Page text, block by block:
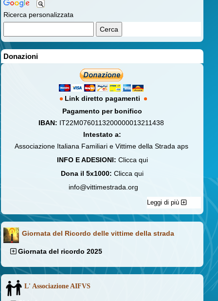
Ricerca personalizzata
Donazioni
Link diretto pagamenti
Pagamento per bonifico
IBAN: IT22M0760113200000013211438
Intestato a:
Associazione Italiana Familiari e Vittime della Strada aps
INFO E ADESIONI: Clicca qui
Dona il 5x1000: Clicca qui
info@vittimestrada.org
Leggi di più
Giornata del Ricordo delle vittime della strada
Giornata del ricordo 2025
L' Associazione AIFVS